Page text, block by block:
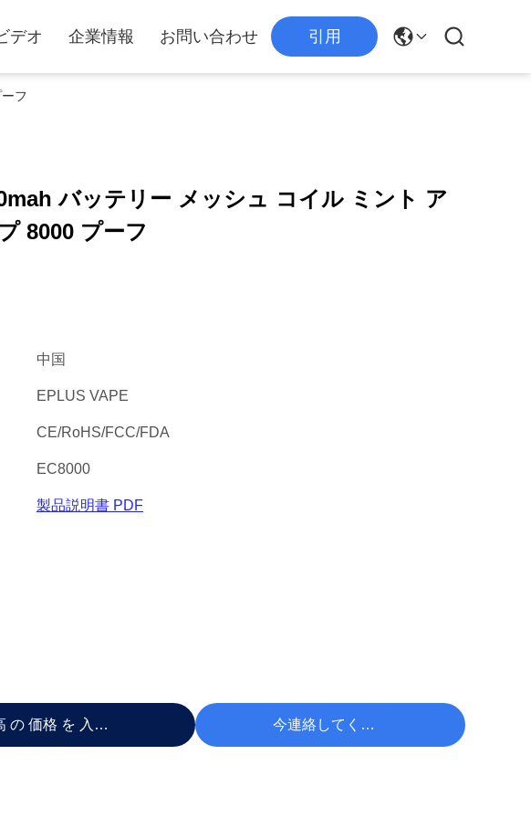
デオ 企業情報 お問い合わせ 引用
フ
バッテリー メッシュ コイル ミント ア
8000 プーフ
中国
EPLUS VAPE
CE/RoHS/FCC/FDA
EC8000
製品説明書 PDF
の 価格 を 入手 する 今連絡してください